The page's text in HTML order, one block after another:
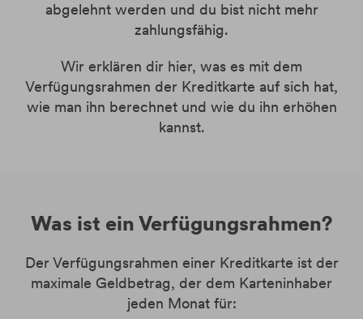
abgelehnt werden und du bist nicht mehr
zahlungsfähig.
Wir erklären dir hier, was es mit dem
Verfügungsrahmen der Kreditkarte auf sich hat,
wie man ihn berechnet und wie du ihn erhöhen
kannst.
Was ist ein Verfügungsrahmen?
Der Verfügungsrahmen einer Kreditkarte ist der
maximale Geldbetrag, der dem Karteninhaber
jeden Monat für: